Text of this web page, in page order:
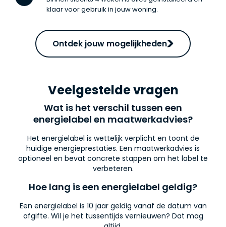
klaar voor gebruik in jouw woning.
Ontdek jouw mogelijkheden
Veelgestelde vragen
Wat is het verschil tussen een
energielabel en maatwerkadvies?
Het energielabel is wettelijk verplicht en toont de
huidige energieprestaties. Een maatwerkadvies is
optioneel en bevat concrete stappen om het label te
verbeteren.
Hoe lang is een energielabel geldig?
Een energielabel is 10 jaar geldig vanaf de datum van
afgifte. Wil je het tussentijds vernieuwen? Dat mag